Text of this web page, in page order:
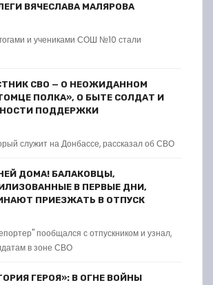
ВЯЧЕСЛАВА МАЛЯРОВА
и учениками СОШ №10 стали
СВО — О НЕОЖИДАННОМ
ПОЛКА», О БЫТЕ СОЛДАТ И
ПОДДЕРЖКИ
служит на Донбассе, рассказал об СВО
ДОМА! БАЛАКОВЦЫ,
В ПЕРВЫЕ ДНИ,
ПРИЕЗЖАТЬ В ОТПУСК
пообщался с отпускником и узнал,
в зоне СВО
ГЕРОЯ»: В ОГНЕ ВОЙНЫ